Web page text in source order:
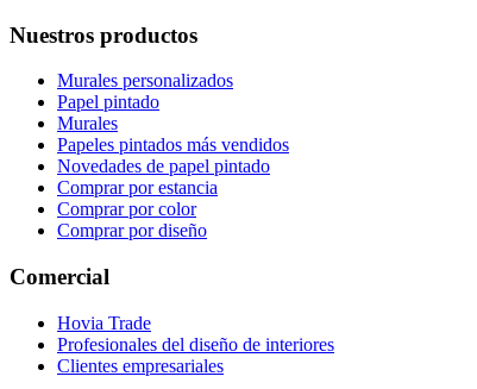
Nuestros productos
Murales personalizados
Papel pintado
Murales
Papeles pintados más vendidos
Novedades de papel pintado
Comprar por estancia
Comprar por color
Comprar por diseño
Comercial
Hovia Trade
Profesionales del diseño de interiores
Clientes empresariales